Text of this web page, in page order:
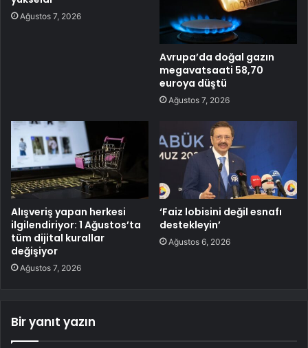
Ağustos 7, 2026
Avrupa’da doğal gazın
megavatsaati 58,70
euroya düştü
Ağustos 7, 2026
Alışveriş yapan herkesi
ilgilendiriyor: 1 Ağustos’ta
tüm dijital kurallar
değişiyor
Ağustos 7, 2026
‘Faiz lobisini değil esnafı
destekleyin’
Ağustos 6, 2026
Bir yanıt yazın